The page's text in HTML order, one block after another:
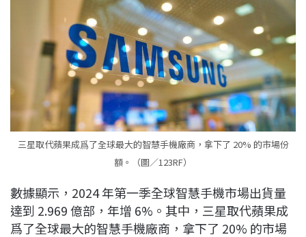
三星取代蘋果成爲了全球最大的智慧手機廠商，拿下了 20% 的市場份
額。（圖／123RF）
數據顯示，2024 年第一季全球智慧手機市場出貨量
達到 2.969 億部，年增 6%。其中，三星取代蘋果成
爲了全球最大的智慧手機廠商，拿下了 20% 的市場